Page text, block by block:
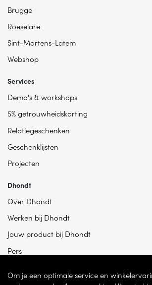
Brugge
Roeselare
Sint-Martens-Latem
Webshop
Services
Demo's & workshops
5% getrouwheidskorting
Relatiegeschenken
Geschenklijsten
Projecten
Dhondt
Over Dhondt
Werken bij Dhondt
Jouw product bij Dhondt
Pers
Om je een optimale service en